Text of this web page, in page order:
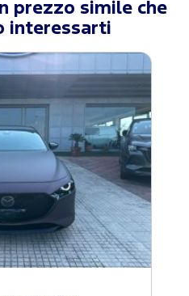
prezzo simile che
interessarti